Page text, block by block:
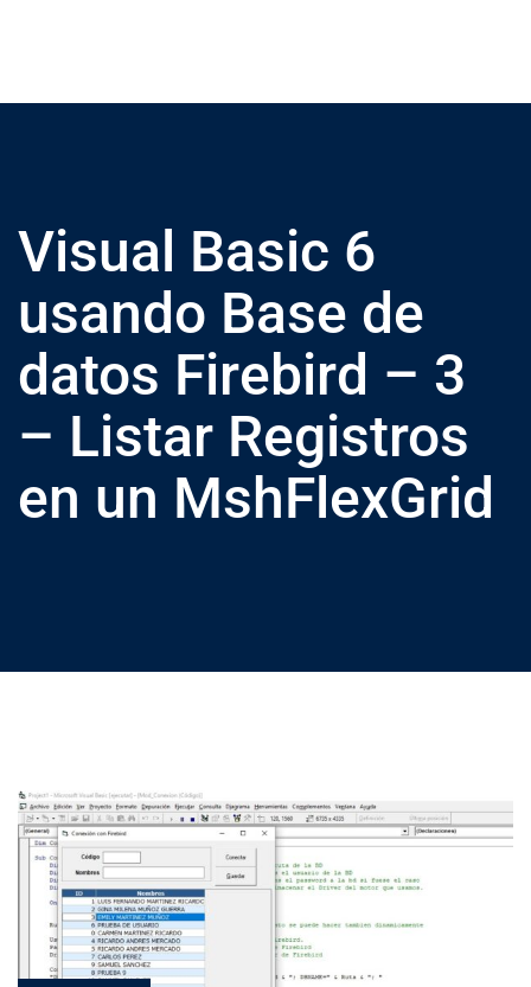
Visual Basic 6
usando Base de
datos Firebird – 3
– Listar Registros
en un MshFlexGrid